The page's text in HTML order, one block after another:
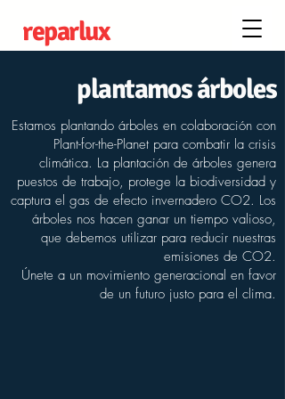
reparlux
plantamos árboles
Estamos plantando árboles en colaboración con
Plant-for-the-Planet para combatir la crisis
climática. La plantación de árboles genera
puestos de trabajo, protege la biodiversidad y
captura el gas de efecto invernadero CO2. Los
árboles nos hacen ganar un tiempo valioso,
que debemos utilizar para reducir nuestras
emisiones de CO2.
​Únete a un movimiento generacional en favor
de un futuro justo para el clima.